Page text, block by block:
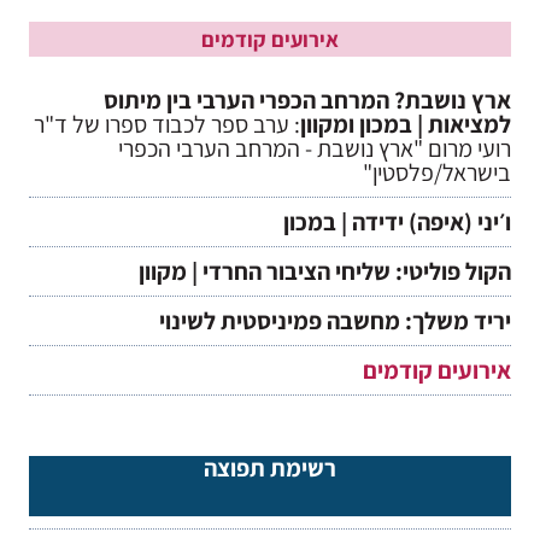
אירועים קודמים
ארץ נושבת? המרחב הכפרי הערבי בין מיתוס
למציאות | במכון ומקוון: ערב ספר לכבוד ספרו של ד"ר
רועי מרום "ארץ נושבת - המרחב הערבי הכפרי
בישראל/פלסטין"
ו׳יני (איפה) ידידה | במכון
הקול פוליטי: שליחי הציבור החרדי | מקוון
יריד משלך: מחשבה פמיניסטית לשינוי
אירועים קודמים
רשימת תפוצה